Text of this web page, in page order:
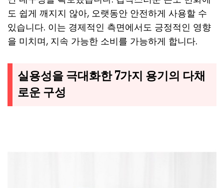
도 쉽게 깨지지 않아, 오랫동안 안전하게 사용할 수
있습니다. 이는 경제적인 측면에서도 긍정적인 영향
을 미치며, 지속 가능한 소비를 가능하게 합니다.
실용성을 극대화한 7가지 용기의 다채
로운 구성